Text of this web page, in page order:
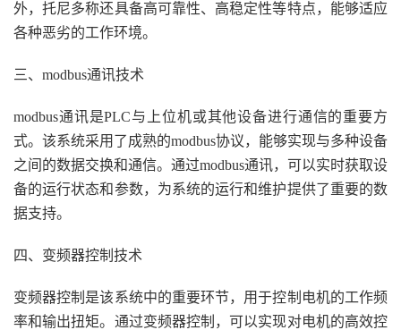
外，托尼多称还具备高可靠性、高稳定性等特点，能够适应
各种恶劣的工作环境。
三、modbus通讯技术
modbus通讯是PLC与上位机或其他设备进行通信的重要方
式。该系统采用了成熟的modbus协议，能够实现与多种设备
之间的数据交换和通信。通过modbus通讯，可以实时获取设
备的运行状态和参数，为系统的运行和维护提供了重要的数
据支持。
四、变频器控制技术
变频器控制是该系统中的重要环节，用于控制电机的工作频
率和输出扭矩。通过变频器控制，可以实现对电机的高效控